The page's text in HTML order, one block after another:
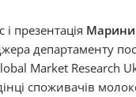
презентація Марини
департаменту
Market Research
споживачів